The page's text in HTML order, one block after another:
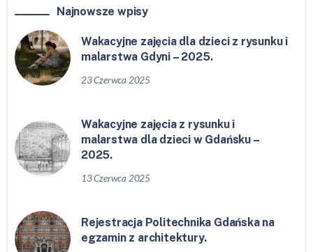
Najnowsze wpisy
Wakacyjne zajęcia dla dzieci z rysunku i
malarstwa Gdyni – 2025.
23 Czerwca 2025
Wakacyjne zajęcia z rysunku i
malarstwa dla dzieci w Gdańsku –
2025.
13 Czerwca 2025
Rejestracja Politechnika Gdańska na
egzamin z architektury.